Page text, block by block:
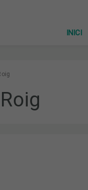
INICI